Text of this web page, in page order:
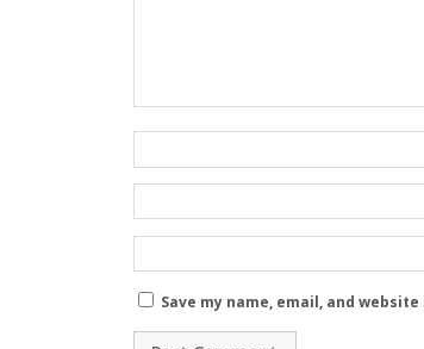
Save my name, email, and